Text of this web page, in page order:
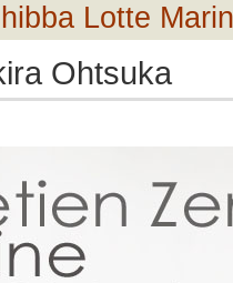
Lotte
Ohtsuka